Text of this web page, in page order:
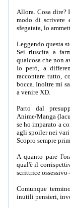
Allora. Cosa
modo di scrivere
sfegatata, lo
Leggendo questa
Sei riuscita a
qualcosa che non
Io però, a
raccontare tutto,
bocca. Inoltre mi
a venire XD.
Parto dal
Anime/Manga
se ho imparato a
agli spoiler nei
Scopro sempre
A quanto pare
qual'è il
scrittrice
Comunque
inutili pensieri,